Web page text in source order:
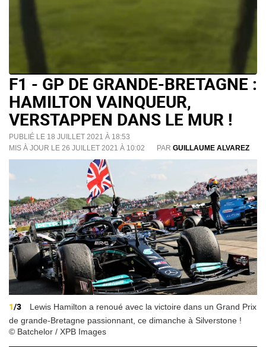
F1 - GP DE GRANDE-BRETAGNE :
HAMILTON VAINQUEUR,
VERSTAPPEN DANS LE MUR !
PUBLIÉ LE 18 JUILLET 2021 À 18:53
MIS À JOUR LE 26 JUILLET 2021 À 10:02
PAR GUILLAUME ALVAREZ
1/3
Lewis Hamilton a renoué avec la victoire dans un Grand Prix
de grande-Bretagne passionnant, ce dimanche à Silverstone !
© Batchelor / XPB Images